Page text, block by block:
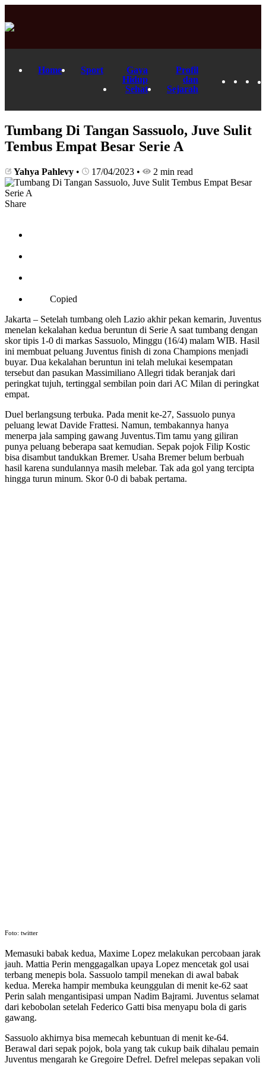
Home Sport
Gaya
Hidup
Sehat
Profil
dan
Sejarah
Tumbang Di Tangan Sassuolo, Juve Sulit
Tembus Empat Besar Serie A
Yahya Pahlevy • 17/04/2023 • 2 min read
Share
Copied
Jakarta – Setelah tumbang oleh Lazio akhir pekan kemarin, Juventus
menelan kekalahan kedua beruntun di Serie A saat tumbang dengan
skor tipis 1-0 di markas Sassuolo, Minggu (16/4) malam WIB. Hasil
ini membuat peluang Juventus finish di zona Champions menjadi
buyar. Dua kekalahan beruntun ini telah melukai kesempatan
tersebut dan pasukan Massimiliano Allegri tidak beranjak dari
peringkat tujuh, tertinggal sembilan poin dari AC Milan di peringkat
empat.
Duel berlangsung terbuka. Pada menit ke-27, Sassuolo punya
peluang lewat Davide Frattesi. Namun, tembakannya hanya
menerpa jala samping gawang Juventus.Tim tamu yang giliran
punya peluang beberapa saat kemudian. Sepak pojok Filip Kostic
bisa disambut tandukkan Bremer. Usaha Bremer belum berbuah
hasil karena sundulannya masih melebar. Tak ada gol yang tercipta
hingga turun minum. Skor 0-0 di babak pertama.
Foto: twitter
Memasuki babak kedua, Maxime Lopez melakukan percobaan jarak
jauh. Mattia Perin menggagalkan upaya Lopez mencetak gol usai
terbang menepis bola. Sassuolo tampil menekan di awal babak
kedua. Mereka hampir membuka keunggulan di menit ke-62 saat
Perin salah mengantisipasi umpan Nadim Bajrami. Juventus selamat
dari kebobolan setelah Federico Gatti bisa menyapu bola di garis
gawang.
Sassuolo akhirnya bisa memecah kebuntuan di menit ke-64.
Berawal dari sepak pojok, bola yang tak cukup baik dihalau pemain
Juventus mengarah ke Gregoire Defrel. Defrel melepas sepakan voli